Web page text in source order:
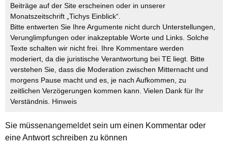
Beiträge auf der Site erscheinen oder in unserer
Monatszeitschrift „Tichys Einblick“.
Bitte entwerten Sie Ihre Argumente nicht durch Unterstellungen,
Verunglimpfungen oder inakzeptable Worte und Links. Solche
Texte schalten wir nicht frei. Ihre Kommentare werden
moderiert, da die juristische Verantwortung bei TE liegt. Bitte
verstehen Sie, dass die Moderation zwischen Mitternacht und
morgens Pause macht und es, je nach Aufkommen, zu
zeitlichen Verzögerungen kommen kann. Vielen Dank für Ihr
Verständnis. Hinweis
Sie müssenangemeldetsein um einen Kommentar oder
eine Antwort schreiben zu können